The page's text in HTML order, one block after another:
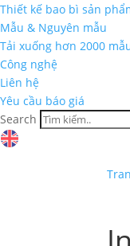
Thiết kế bao bì sản
Mẫu & Nguyên mẫu
Tải xuống hơn 2000
Công nghệ
Liên hệ
Yêu cầu báo giá
Search